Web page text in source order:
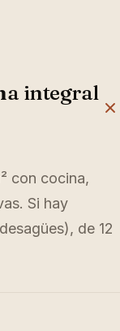
integral
con cocina,
Si hay
de 12